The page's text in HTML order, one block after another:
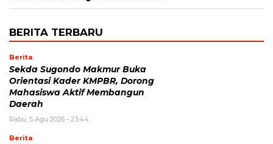
BERITA TERBARU
Berita
Sekda Sugondo Makmur Buka
Orientasi Kader KMPBR, Dorong
Mahasiswa Aktif Membangun
Daerah
Rabu, 5 Agu 2026 - 23:44
Berita